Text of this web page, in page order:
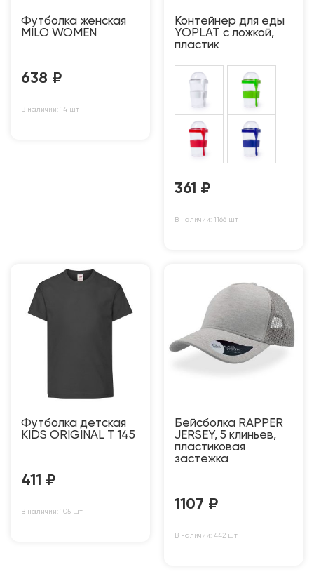
Футболка женская
MILO WOMEN
638 ₽
В наличии: 14 шт
Контейнер для еды
YOPLAT с ложкой,
пластик
361 ₽
В наличии: 1166 шт
Футболка детская
KIDS ORIGINAL T 145
411 ₽
В наличии: 105 шт
Бейсболка RAPPER
JERSEY, 5 клиньев,
пластиковая
застежка
1107 ₽
В наличии: 442 шт